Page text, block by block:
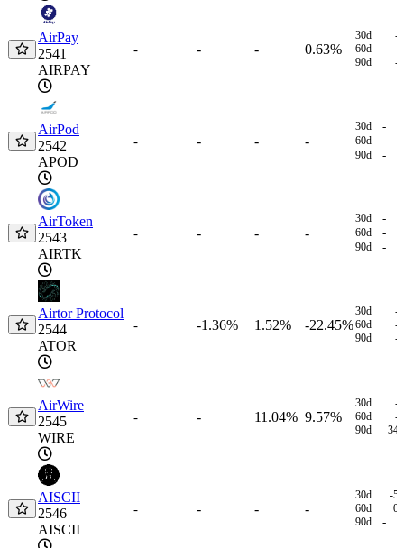
AirPay
2541
AIRPAY
- - - 0.63%
30d
-
60d
-
90d
-
AirPod
2542
APOD
- - - -
30d -
60d -
90d -
AirToken
2543
AIRTK
- - - -
30d -
60d -
90d -
Airtor Protocol
2544
ATOR
- -1.36% 1.52% -22.45%
30d
-
60d
-
90d
-
AirWire
2545
WIRE
- - 11.04% 9.57%
30d
-
60d
-
90d
AISCII
2546
AISCII
- - - -
30d
-
60d
90d
-